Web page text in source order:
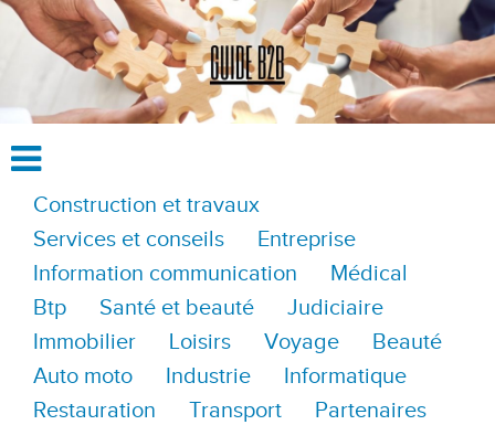
Construction et travaux
Services et conseils
Entreprise
Information communication
Médical
Btp
Santé et beauté
Judiciaire
Immobilier
Loisirs Voyage
Beauté
Auto moto
Industrie
Informatique
Restauration
Transport Partenaires